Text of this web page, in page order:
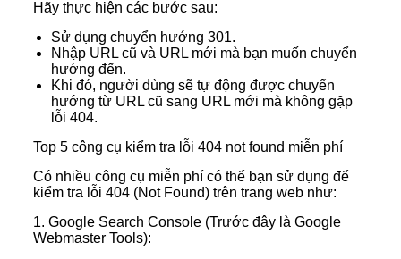
Hãy thực hiện các bước sau:
Sử dụng chuyển hướng 301.
Nhập URL cũ và URL mới mà bạn muốn chuyển
hướng đến.
Khi đó, người dùng sẽ tự động được chuyển
hướng từ URL cũ sang URL mới mà không gặp
lỗi 404.
Top 5 công cụ kiểm tra lỗi 404 not found miễn phí
Có nhiều công cụ miễn phí có thể bạn sử dụng để
kiểm tra lỗi 404 (Not Found) trên trang web như:
1. Google Search Console (Trước đây là Google
Webmaster Tools):